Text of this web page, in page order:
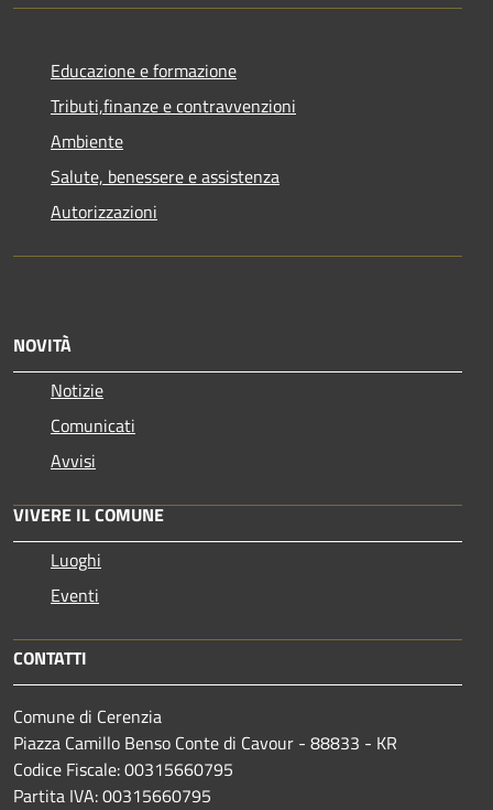
Educazione e formazione
Tributi,finanze e contravvenzioni
Ambiente
Salute, benessere e assistenza
Autorizzazioni
NOVITÀ
Notizie
Comunicati
Avvisi
VIVERE IL COMUNE
Luoghi
Eventi
CONTATTI
Comune di Cerenzia
Piazza Camillo Benso Conte di Cavour - 88833 - KR
Codice Fiscale: 00315660795
Partita IVA: 00315660795